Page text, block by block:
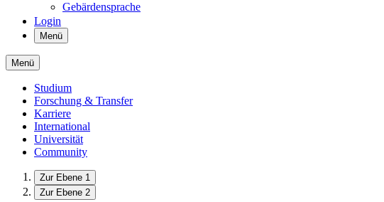
Gebärdensprache
Login
Menü
Menü
Studium
Forschung & Transfer
Karriere
International
Universität
Community
Zur Ebene 1
Zur Ebene 2